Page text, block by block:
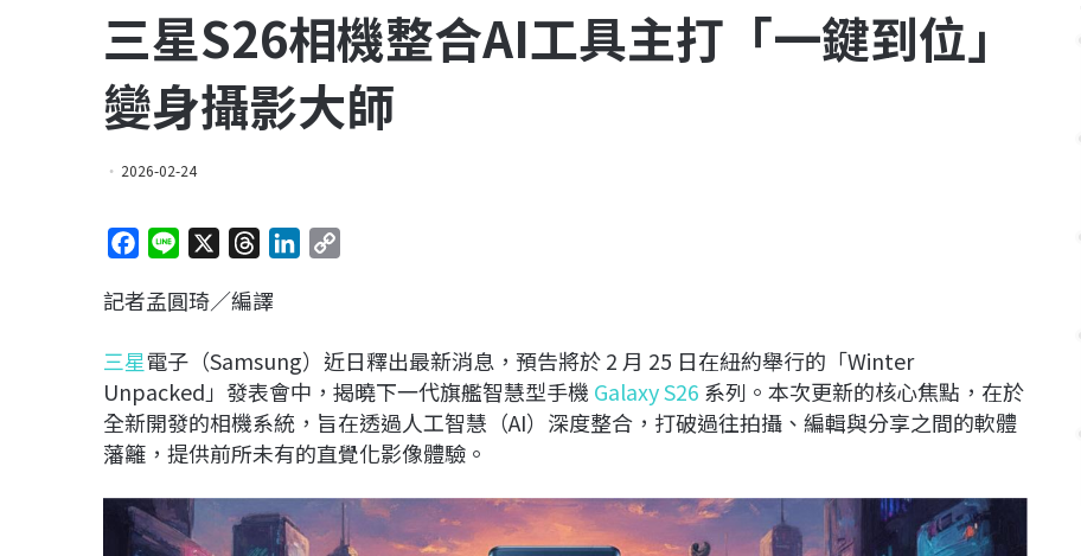
三星S26相機整合AI工具主打「一鍵到位」
變身攝影大師
2026-02-24
c
b
o
o
k
n
r
a
d
s
e
d
I
n
L
i
n
k
記者孟圓琦／編譯
三星電子（Samsung）近日釋出最新消息，預告將於 2 月 25 日在紐約舉行的「Winter
Unpacked」發表會中，揭曉下一代旗艦智慧型手機 Galaxy S26 系列。本次更新的核心焦點，在於
全新開發的相機系統，旨在透過人工智慧（AI）深度整合，打破過往拍攝、編輯與分享之間的軟體
藩籬，提供前所未有的直覺化影像體驗。